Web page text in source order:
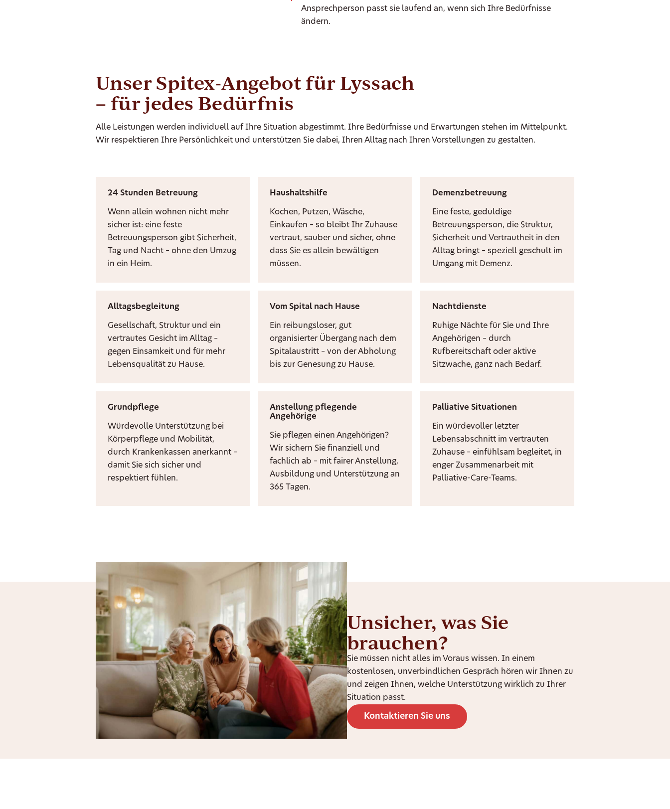
Ansprechperson passt sie laufend an, wenn sich Ihre Bedürfnisse
ändern.
Unser Spitex-Angebot für Lyssach
– für jedes Bedürfnis
Alle Leistungen werden individuell auf Ihre Situation abgestimmt. Ihre Bedürfnisse und Erwartungen stehen im Mittelpunkt.
Wir respektieren Ihre Persönlichkeit und unterstützen Sie dabei, Ihren Alltag nach Ihren Vorstellungen zu gestalten.
24 Stunden Betreuung
Wenn allein wohnen nicht mehr
sicher ist: eine feste
Betreuungsperson gibt Sicherheit,
Tag und Nacht – ohne den Umzug
in ein Heim.
Haushaltshilfe
Kochen, Putzen, Wäsche,
Einkaufen – so bleibt Ihr Zuhause
vertraut, sauber und sicher, ohne
dass Sie es allein bewältigen
müssen.
Demenzbetreuung
Eine feste, geduldige
Betreuungsperson, die Struktur,
Sicherheit und Vertrautheit in den
Alltag bringt – speziell geschult im
Umgang mit Demenz.
Alltagsbegleitung
Gesellschaft, Struktur und ein
vertrautes Gesicht im Alltag –
gegen Einsamkeit und für mehr
Lebensqualität zu Hause.
Vom Spital nach Hause
Ein reibungsloser, gut
organisierter Übergang nach dem
Spitalaustritt – von der Abholung
bis zur Genesung zu Hause.
Nachtdienste
Ruhige Nächte für Sie und Ihre
Angehörigen – durch
Rufbereitschaft oder aktive
Sitzwache, ganz nach Bedarf.
Grundpflege
Würdevolle Unterstützung bei
Körperpflege und Mobilität,
durch Krankenkassen anerkannt –
damit Sie sich sicher und
respektiert fühlen.
Anstellung pflegende
Angehörige
Sie pflegen einen Angehörigen?
Wir sichern Sie finanziell und
fachlich ab – mit fairer Anstellung,
Ausbildung und Unterstützung an
365 Tagen.
Palliative Situationen
Ein würdevoller letzter
Lebensabschnitt im vertrauten
Zuhause – einfühlsam begleitet, in
enger Zusammenarbeit mit
Palliative-Care-Teams.
Unsicher, was Sie
brauchen?
Sie müssen nicht alles im Voraus wissen. In einem
kostenlosen, unverbindlichen Gespräch hören wir Ihnen zu
und zeigen Ihnen, welche Unterstützung wirklich zu Ihrer
Situation passt.
Kontaktieren Sie uns